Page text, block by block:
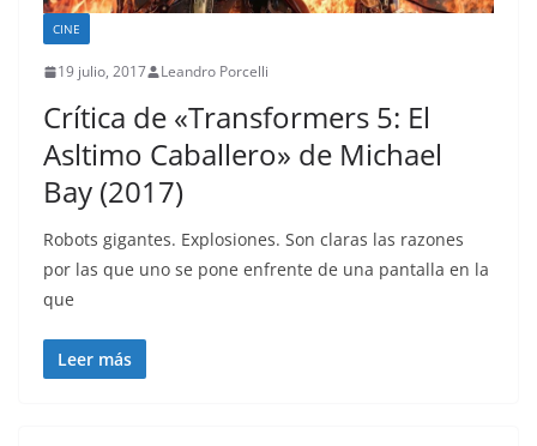
CINE
19 julio, 2017 Leandro Porcelli
Crítica de «Transformers 5: El
Asltimo Caballero» de Michael
Bay (2017)
Robots gigantes. Explosiones. Son claras las razones
por las que uno se pone enfrente de una pantalla en la
que
Leer más